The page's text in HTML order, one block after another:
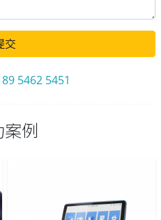
交
5462 5451
案例